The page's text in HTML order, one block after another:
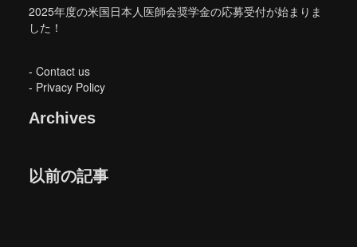
2025年度の米国日本人医師会奨学金の応募受付が始まりま
した！
- Contact us
- Privacy Policy
Archives
以前の記事